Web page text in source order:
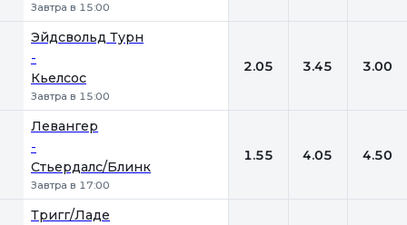
Завтра в 15:00
Эйдсвольд Турн
-
Кьелсос
Завтра в 15:00
2.05 3.45 3.00
Левангер
-
Стьердалс/Блинк
Завтра в 17:00
1.55 4.05 4.50
Тригг/Ладе